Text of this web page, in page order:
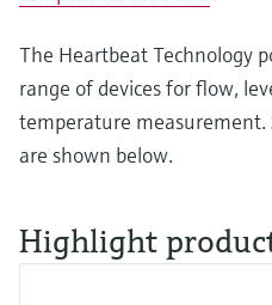
The Heartbeat Technology
range of devices for flow,
temperature measurement.
are shown below.
Highlight